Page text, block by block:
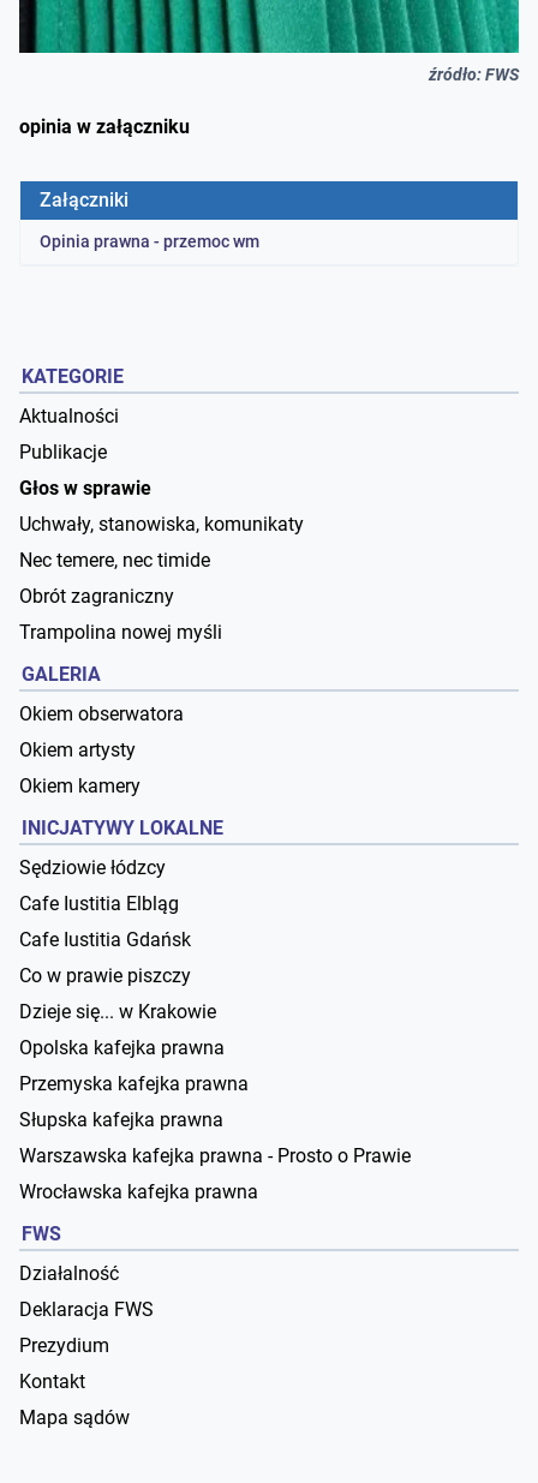
źródło: FWS
opinia w załączniku
Załączniki
Opinia prawna - przemoc wm
KATEGORIE
Aktualności
Publikacje
Głos w sprawie
Uchwały, stanowiska, komunikaty
Nec temere, nec timide
Obrót zagraniczny
Trampolina nowej myśli
GALERIA
Okiem obserwatora
Okiem artysty
Okiem kamery
INICJATYWY LOKALNE
Sędziowie łódzcy
Cafe Iustitia Elbląg
Cafe Iustitia Gdańsk
Co w prawie piszczy
Dzieje się... w Krakowie
Opolska kafejka prawna
Przemyska kafejka prawna
Słupska kafejka prawna
Warszawska kafejka prawna - Prosto o Prawie
Wrocławska kafejka prawna
FWS
Działalność
Deklaracja FWS
Prezydium
Kontakt
Mapa sądów